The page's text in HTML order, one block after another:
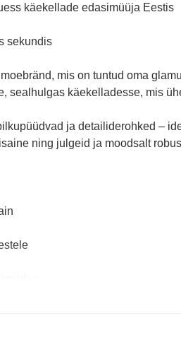
käekellade edasimüüja Eestis
sekundis
mis on tuntud oma
sealhulgas käekelladesse, mis
ja detailiderohked –
ning julgeid ja moodsalt